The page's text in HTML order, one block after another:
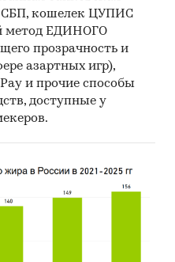
СБП, кошелек ЦУПИС
метод ЕДИНОГО
прозрачность и
азартных игр),
и прочие способы
доступные у